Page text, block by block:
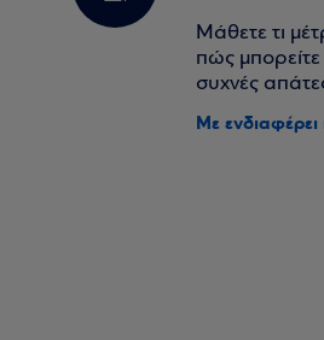
Μάθετε τι
πώς μπορείτε
συχνές
Με